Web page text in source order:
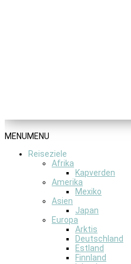
MENUMENU
Reiseziele
Afrika
Kapverden
Amerika
Mexiko
Asien
Japan
Europa
Arktis
Deutschland
Estland
Finnland